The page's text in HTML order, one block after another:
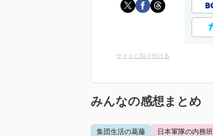
サイトに貼り付ける
みんなの感想まとめ
集団生活の葛藤 日本軍隊の内務班